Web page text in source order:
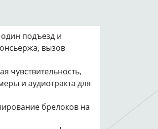
подъезд и
вызов
чувствительность,
и аудиотракта для
брелоков на